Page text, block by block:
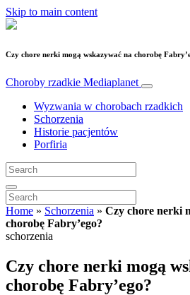
Skip to main content
Czy chore nerki mogą wskazywać na chorobę
Choroby rzadkie Mediaplanet
Wyzwania w chorobach rzadkich
Schorzenia
Historie pacjentów
Porfiria
Home » Schorzenia » Czy chore nerki
chorobę Fabry’ego?
schorzenia
Czy chore nerki mogą
chorobę Fabry’ego?